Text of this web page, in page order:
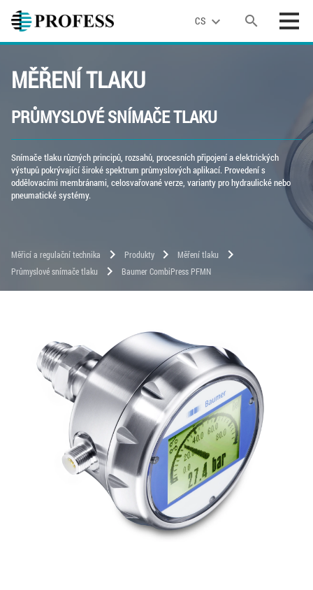
CS expand_more search
MĚŘENÍ TLAKU
PRŮMYSLOVÉ SNÍMAČE TLAKU
Snímače tlaku různých principů, rozsahů, procesních připojení a elektrických
výstupů pokrývající široké spektrum průmyslových aplikací. Provedení s
oddělovacími membránami, celosvařované verze, varianty pro hydraulické nebo
pneumatické systémy.
Měřicí a regulační technika chevron_right Produkty chevron_right Měření tlaku chevron_right
Průmyslové snímače tlaku chevron_right Baumer CombiPress PFMN